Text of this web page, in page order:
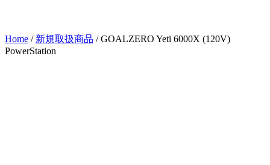
Home / 新規取扱商品 / GOALZERO Yeti 6000X (120V)
PowerStation